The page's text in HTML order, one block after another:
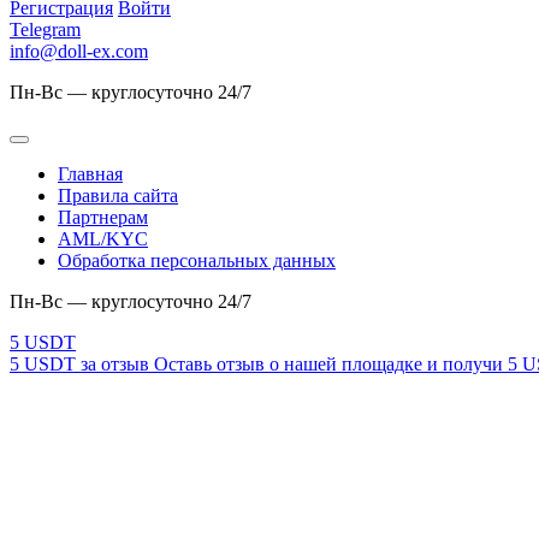
Регистрация Войти
Telegram
info@doll-ex.com
Пн-Вс — круглосуточно 24/7
Главная
Правила сайта
Партнерам
AML/KYC
Обработка персональных данных
Пн-Вс — круглосуточно 24/7
5 USDT за отзыв Оставь отзыв о нашей площадке и получи 5